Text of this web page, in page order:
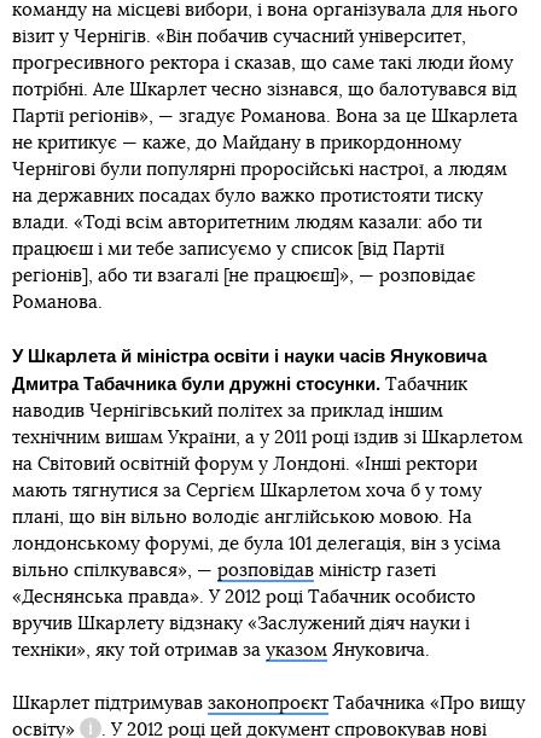
команду на місцеві вибори, і вона організувала для нього
візит у Чернігів. «Він побачив сучасний університет,
прогресивного ректора і сказав, що саме такі люди йому
потрібні. Але Шкарлет чесно зізнався, що балотувався від
Партії регіонів», — згадує Романова. Вона за це Шкарлета
не критикує — каже, до Майдану в прикордонному
Чернігові були популярні проросійські настрої, а людям
на державних посадах було важко протистояти тиску
влади. «Тоді всім авторитетним людям казали: або ти
працюєш і ми тебе записуємо у список [від Партії
регіонів], або ти взагалі [не працюєш]», — розповідає
Романова.
У Шкарлета й міністра освіти і науки часів Януковича
Дмитра Табачника були дружні стосунки. Табачник
наводив Чернігівський політех за приклад іншим
технічним вишам України, а у 2011 році їздив зі Шкарлетом
на Світовий освітній форум у Лондоні. «Інші ректори
мають тягнутися за Сергієм Шкарлетом хоча б у тому
плані, що він вільно володіє англійською мовою. На
лондонському форумі, де була 101 делегація, він з усіма
вільно спілкувався», — розповідав міністр газеті
«Деснянська правда». У 2012 році Табачник особисто
вручив Шкарлету відзнаку «Заслужений діяч науки і
техніки», яку той отримав за указом Януковича.
Шкарлет підтримував законопроєкт Табачника «Про вищу
освіту»
. У 2012 році цей документ спровокував нові